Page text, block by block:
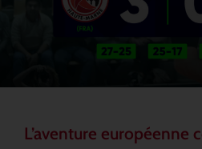
L’aventure européenne